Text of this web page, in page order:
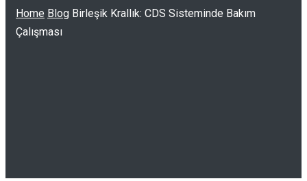
Home Blog Birleşik Krallık: CDS Sisteminde Bakım
Çalışması